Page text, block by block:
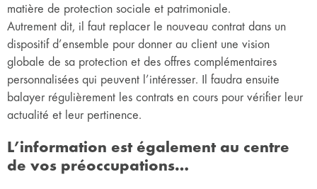
matière de protection sociale et patrimoniale.
Autrement dit, il faut replacer le nouveau contrat dans un
dispositif d’ensemble pour donner au client une vision
globale de sa protection et des offres complémentaires
personnalisées qui peuvent l’intéresser. Il faudra ensuite
balayer régulièrement les contrats en cours pour vérifier leur
actualité et leur pertinence.
L’information est également au centre
de vos préoccupations…